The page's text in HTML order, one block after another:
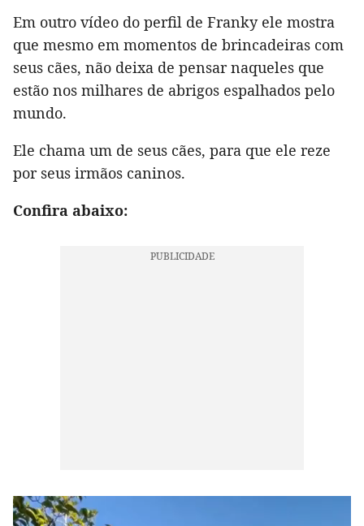
Em outro vídeo do perfil de Franky ele mostra
que mesmo em momentos de brincadeiras com
seus cães, não deixa de pensar naqueles que
estão nos milhares de abrigos espalhados pelo
mundo.
Ele chama um de seus cães, para que ele reze
por seus irmãos caninos.
Confira abaixo: